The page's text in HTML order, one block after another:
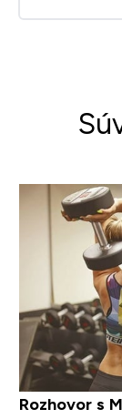
Rozhovor s